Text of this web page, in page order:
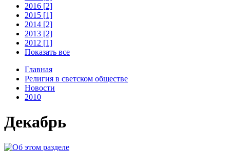
2016 [2]
2015 [1]
2014 [2]
2013 [2]
2012 [1]
Показать все
Главная
Религия в светском обществе
Новости
2010
Декабрь